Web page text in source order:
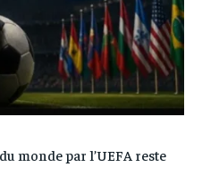
monde par l’UEFA reste